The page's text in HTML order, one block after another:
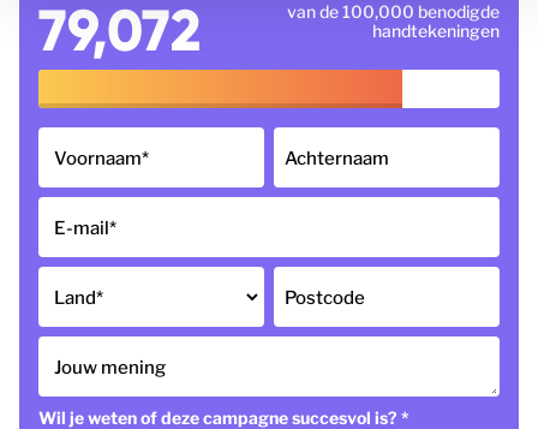
79,072
van de 100,000 benodigde
handtekeningen
Voornaam* Achternaam
E-mail*
Land* Postcode
Jouw mening
Wil je weten of deze campagne succesvol is? *